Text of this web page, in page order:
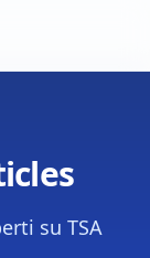
su TSA